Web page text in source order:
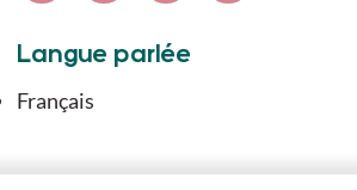
Langue parlée
Français